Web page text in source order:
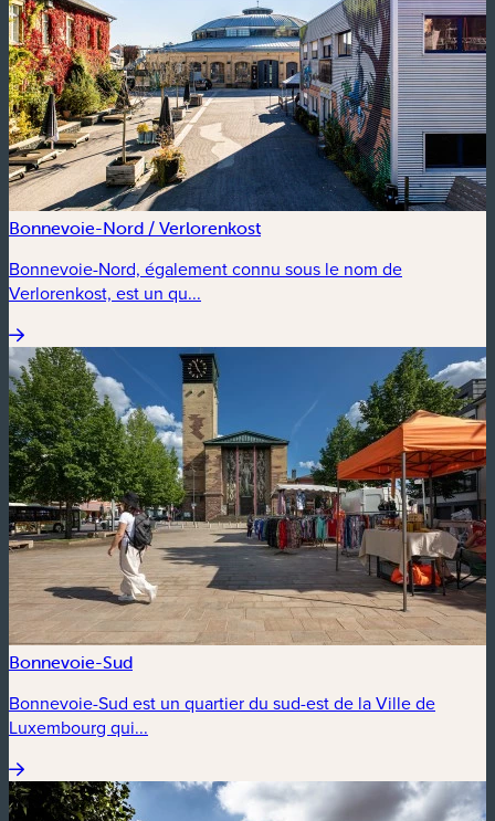
Bonnevoie-Nord / Verlorenkost
Bonnevoie-Nord, également connu sous le nom de
Verlorenkost, est un qu...
Bonnevoie-Sud
Bonnevoie-Sud est un quartier du sud-est de la Ville de
Luxembourg qui...